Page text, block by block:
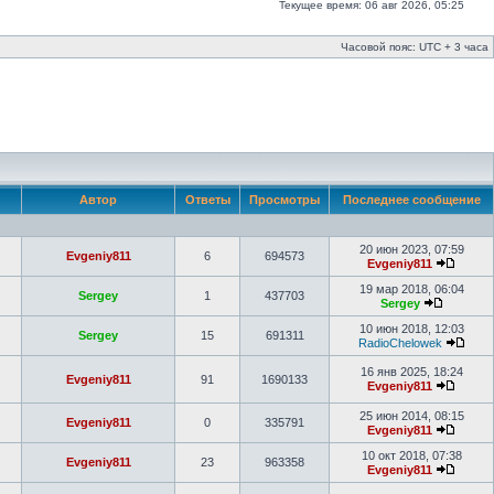
Текущее время: 06 авг 2026, 05:25
Часовой пояс: UTC + 3 часа
Автор Ответы Просмотры Последнее сообщение
Evgeniy811 6 694573
20 июн 2023, 07:59
Evgeniy811
Sergey 1 437703
19 мар 2018, 06:04
Sergey
Sergey 15 691311
10 июн 2018, 12:03
RadioChelowek
Evgeniy811 91 1690133
16 янв 2025, 18:24
Evgeniy811
Evgeniy811 0 335791
25 июн 2014, 08:15
Evgeniy811
Evgeniy811 23 963358
10 окт 2018, 07:38
Evgeniy811